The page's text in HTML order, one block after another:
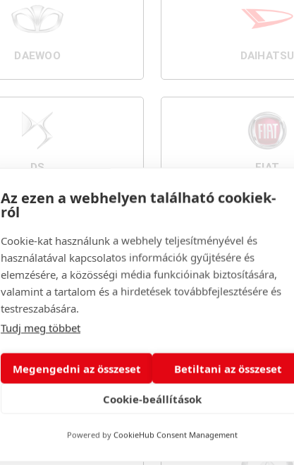
DAEWOO DAIHATSU
DS FIAT
FSO GENESIS
Az ezen a webhelyen található cookiek-
ról
Cookie-kat használunk a webhely teljesítményével és
használatával kapcsolatos információk gyűjtésére és
elemzésére, a közösségi média funkcióinak biztosítására,
valamint a tartalom és a hirdetések továbbfejlesztésére és
testreszabására.
Tudj meg többet
Megengedni az összeset Betiltani az összeset
Cookie-beállítások
Powered by CookieHub Consent Management